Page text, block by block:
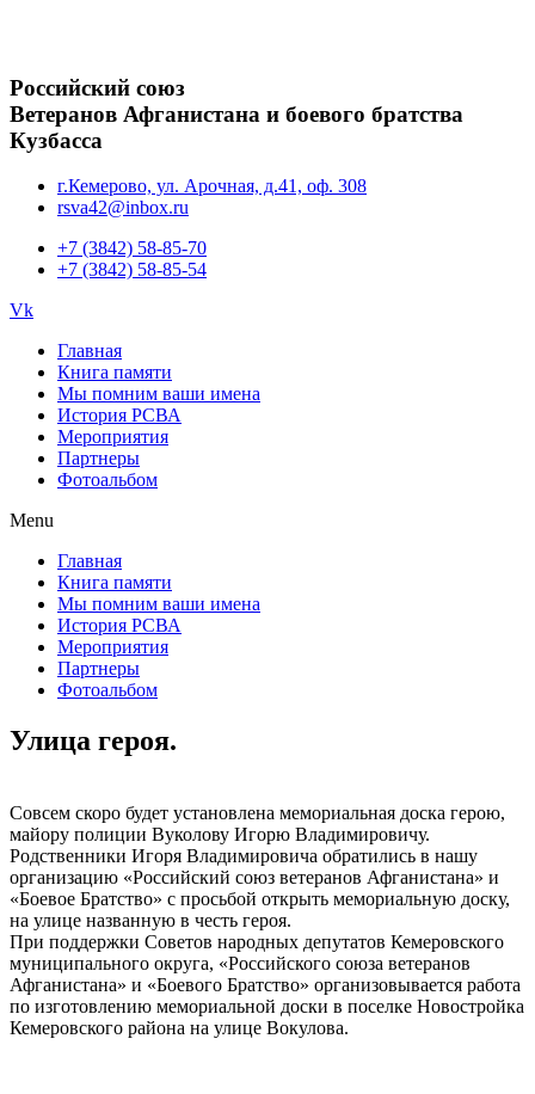
Российский союз
Ветеранов Афганистана и боевого братства
Кузбасса
г.Кемерово, ул. Арочная, д.41, оф. 308
rsva42@inbox.ru
+7 (3842) 58-85-70
+7 (3842) 58-85-54
Vk
Главная
Книга памяти
Мы помним ваши имена
История РСВА
Мероприятия
Партнеры
Фотоальбом
Menu
Главная
Книга памяти
Мы помним ваши имена
История РСВА
Мероприятия
Партнеры
Фотоальбом
Улица героя.
Совсем скоро будет установлена мемориальная доска герою,
майору полиции Вуколову Игорю Владимировичу.
Родственники Игоря Владимировича обратились в нашу
организацию «Российский союз ветеранов Афганистана» и
«Боевое Братство» с просьбой открыть мемориальную доску,
на улице названную в честь героя.
При поддержки Советов народных депутатов Кемеровского
муниципального округа, «Российского союза ветеранов
Афганистана» и «Боевого Братство» организовывается работа
по изготовлению мемориальной доски в поселке Новостройка
Кемеровского района на улице Вокулова.